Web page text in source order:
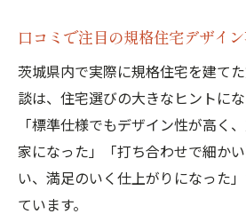
口コミで注目の規格住宅デザイ
茨城県内で実際に規格住宅を建て
談は、住宅選びの大きなヒントにな
「標準仕様でもデザイン性が高く
家になった」「打ち合わせで細か
い、満足のいく仕上がりになった
ています。